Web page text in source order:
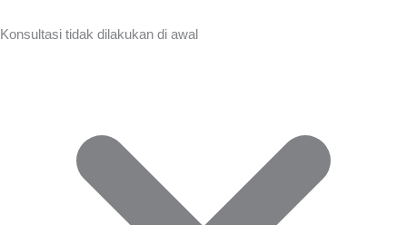
Konsultasi tidak dilakukan di awal